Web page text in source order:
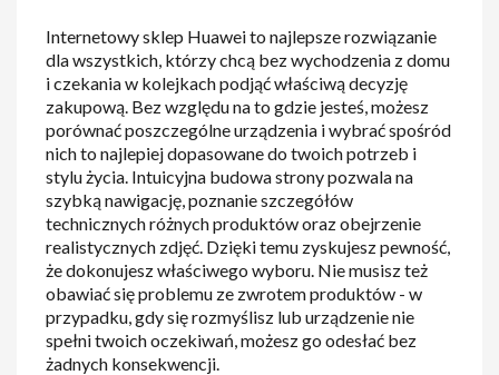
Internetowy sklep Huawei to najlepsze rozwiązanie
dla wszystkich, którzy chcą bez wychodzenia z domu
i czekania w kolejkach podjąć właściwą decyzję
zakupową. Bez względu na to gdzie jesteś, możesz
porównać poszczególne urządzenia i wybrać spośród
nich to najlepiej dopasowane do twoich potrzeb i
stylu życia. Intuicyjna budowa strony pozwala na
szybką nawigację, poznanie szczegółów
technicznych różnych produktów oraz obejrzenie
realistycznych zdjęć. Dzięki temu zyskujesz pewność,
że dokonujesz właściwego wyboru. Nie musisz też
obawiać się problemu ze zwrotem produktów - w
przypadku, gdy się rozmyślisz lub urządzenie nie
spełni twoich oczekiwań, możesz go odesłać bez
żadnych konsekwencji.